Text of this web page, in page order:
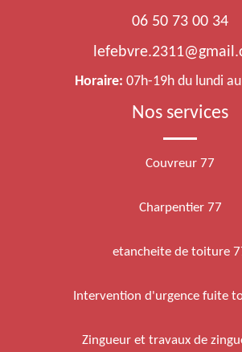
06 50 73 00 34
Horaire: 07h-19h du lundi
Nos services
Couvreur 77
Charpentier 77
etancheite de toiture
Intervention d'urgence fuite
Zingueur et travaux de